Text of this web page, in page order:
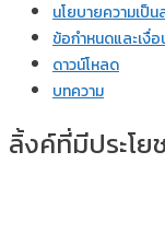
นโยบายความเป็
ข้อกำหนดและเงื่อ
ดาวน์โหลด
บทความ
ลิ้งค์ที่มีประโย